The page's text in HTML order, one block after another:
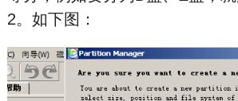
2。如下图：